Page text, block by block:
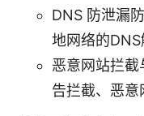
DNS 防泄漏
地网络的DNS
恶意网站拦
告拦截、恶意